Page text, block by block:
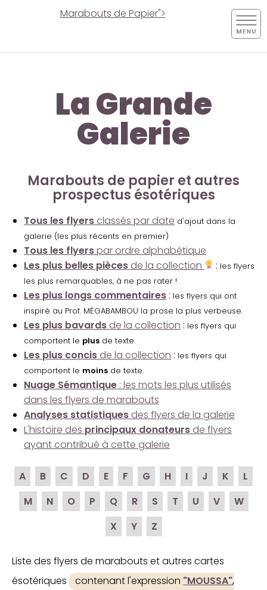
Marabouts de Papier">
La Grande
Galerie
Marabouts de papier et autres
prospectus ésotériques
Tous les flyers classés par date d'ajout dans la
galerie (les plus récents en premier)
Tous les flyerspar ordre alphabétique
Les plus belles pièces de la collection : les flyers
les plus remarquables, à ne pas rater !
Les plus longs commentaires : les flyers qui ont
inspiré au Prof. MÉGABAMBOU la prose la plus verbeuse.
Les plus bavards de la collection : les flyers qui
comportent le plus de texte.
Les plus concis de la collection : les flyers qui
comportent le moins de texte.
Nuage Sémantique : les mots les plus utilisés
dans les flyers de marabouts
Analyses statistiques des flyers de la galerie
L'histoire des principaux donateurs de flyers
ayant contribué à cette galerie
A B C D E F G H I J K
L
M
N O P Q R S T U V
W
X
Y Z
Liste des flyers de marabouts et autres cartes
ésotériques
contenant l'expression "MOUSSA",